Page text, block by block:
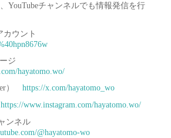
YouTubeチャンネルでも情報発信を行
カウント
ージ
hayatomo.wo/
）https://x.com/hayatomo_wo
https://www.instagram.com/hayatomo.wo/
ンネル
@hayatomo-wo